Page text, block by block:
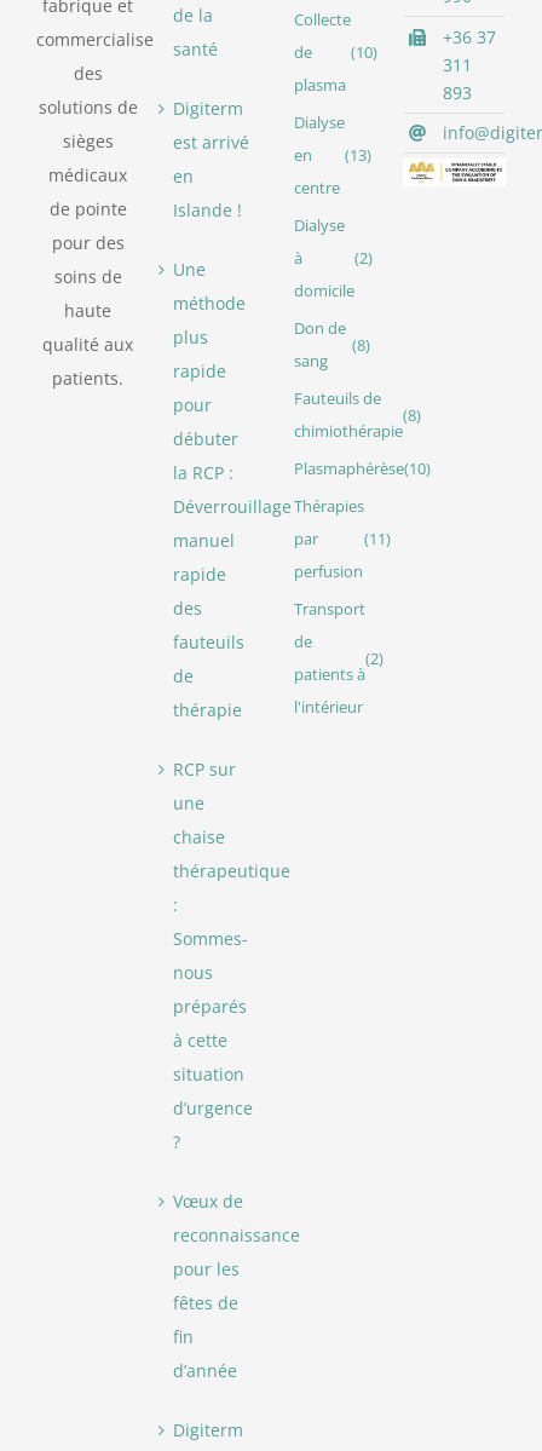
fabrique et
commercialise
des
solutions de
sièges
médicaux
de pointe
pour des
soins de
haute
qualité aux
patients.
de la
santé
Digiterm
est arrivé
en
Islande !
Une
méthode
plus
rapide
pour
débuter
la RCP :
Déverrouillage
manuel
rapide
des
fauteuils
de
thérapie
RCP sur
une
chaise
thérapeutique
:
Sommes-
nous
préparés
à cette
situation
d’urgence
?
Vœux de
reconnaissance
pour les
fêtes de
fin
d’année
Digiterm
Collecte
de
plasma
(10)
Dialyse
en
centre
(13)
Dialyse
à
domicile
(2)
Don de
sang
(8)
Fauteuils de
chimiothérapie
(8)
Plasmaphérèse(10)
Thérapies
par
perfusion
(11)
Transport
de
patients à
l'intérieur
(2)
+36 37
311
893